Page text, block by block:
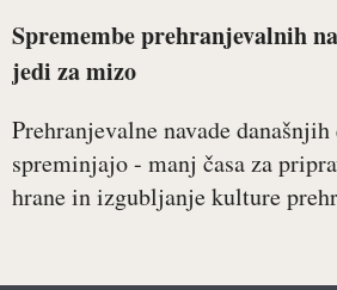
Spremembe prehranjevalnih
jedi za mizo
Prehranjevalne navade
spreminjajo - manj časa za
hrane in izgubljanje kulture